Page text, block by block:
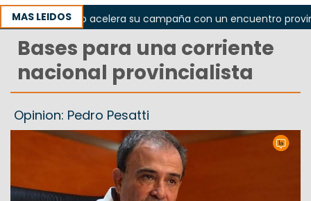
MAS LEIDOS
peronismo acelera su campaña con un encuentro provincial
Bases para una corriente
nacional provincialista
Opinion: Pedro Pesatti